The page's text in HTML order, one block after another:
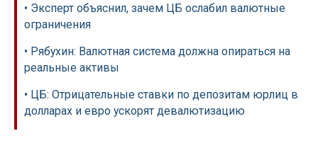
• Эксперт объяснил, зачем ЦБ ослабил валютные
ограничения
• Рябухин: Валютная система должна опираться на
реальные активы
• ЦБ: Отрицательные ставки по депозитам юрлиц в
долларах и евро ускорят девалютизацию